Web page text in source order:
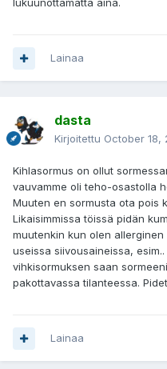
lukuunottamatta aina.
Lainaa
dasta
Kirjoitettu October 18,
Kihlasormus on ollut
vauvamme oli teho-osastolla
Muuten en sormusta ota pois
Likaisimmissa töissä pidän
muutenkin kun olen
useissa siivousaineissa,
vihkisormuksen saan
pakottavassa tilanteessa.
Lainaa